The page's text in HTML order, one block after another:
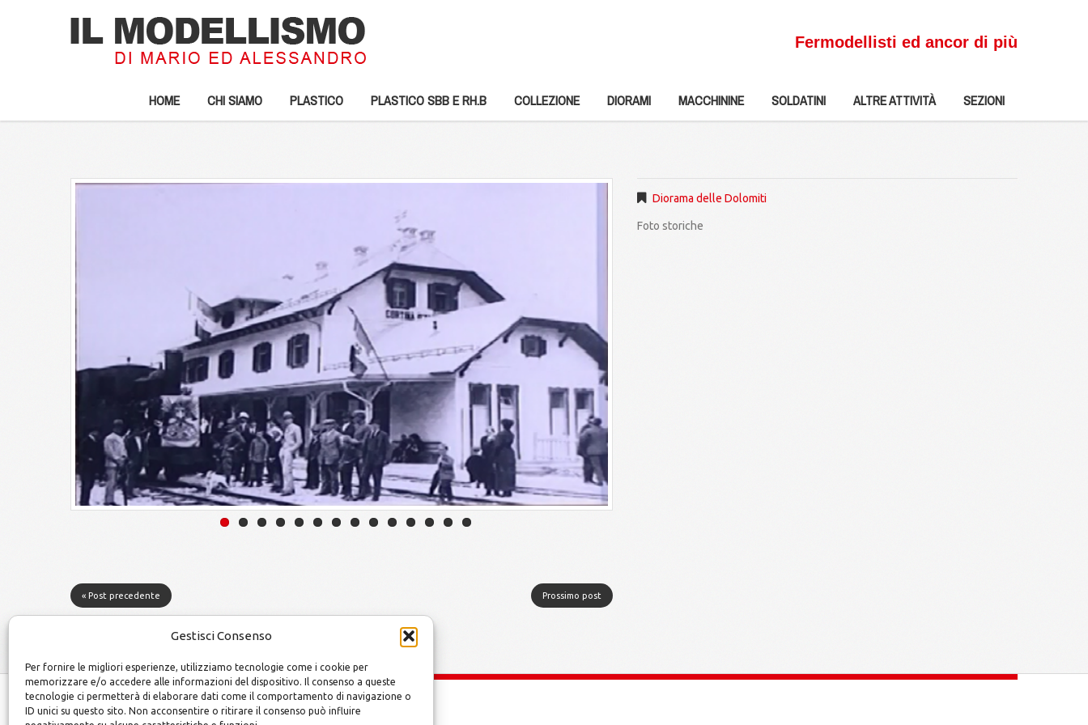
Gestisci Consenso
Per fornire le migliori esperienze, utilizziamo tecnologie come i cookie per
memorizzare e/o accedere alle informazioni del dispositivo. Il consenso a queste
tecnologie ci permetterà di elaborare dati come il comportamento di navigazione o
ID unici su questo sito. Non acconsentire o ritirare il consenso può influire
Fermodellisti ed ancor di più
HOME CHI SIAMO PLASTICO PLASTICO SBB E RH.B COLLEZIONE DIORAMI MACCHININE SOLDATINI ALTRE ATTIVITÀ SEZIONI
« Post precedente Prossimo post
Diorama delle Dolomiti
Foto storiche